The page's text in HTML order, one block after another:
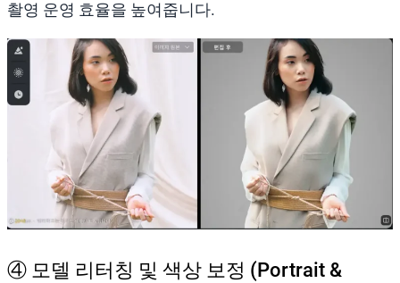
촬영 운영 효율을 높여줍니다.
④ 모델 리터칭 및 색상 보정 (Portrait &